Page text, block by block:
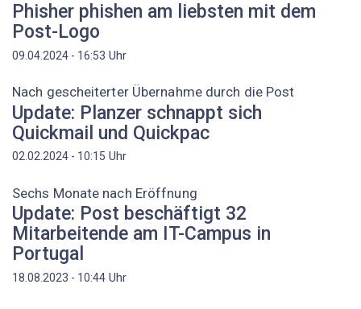
Phisher phishen am liebsten mit dem
Post-Logo
09.04.2024 - 16:53 Uhr
Nach gescheiterter Übernahme durch die Post
Update: Planzer schnappt sich
Quickmail und Quickpac
02.02.2024 - 10:15 Uhr
Sechs Monate nach Eröffnung
Update: Post beschäftigt 32
Mitarbeitende am IT-Campus in
Portugal
18.08.2023 - 10:44 Uhr